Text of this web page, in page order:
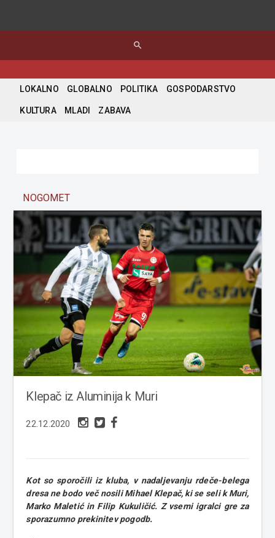
search
LOKALNO GLOBALNO POLITIKA GOSPODARSTVO
KULTURA MLADI ZABAVA
NOGOMET
Klepač iz Aluminija k Muri
22.12.2020
Kot so sporočili iz kluba, v nadaljevanju rdeče-belega
dresa ne bodo več nosili Mihael Klepač, ki se seli k Muri,
Marko Maletić in Filip Kukuličić. Z vsemi igralci gre za
sporazumno prekinitev pogodb.